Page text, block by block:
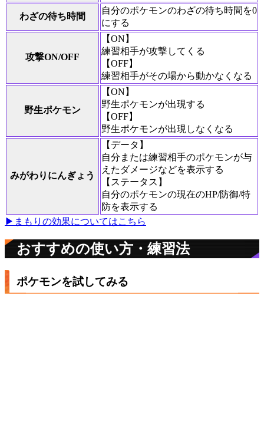
わざの待ち時間
自分のポケモンのわざの待ち時間を0
にする
攻撃ON/OFF
【ON】
練習相手が攻撃してくる
【OFF】
練習相手がその場から動かなくなる
野生ポケモン
【ON】
野生ポケモンが出現する
【OFF】
野生ポケモンが出現しなくなる
みがわりにんぎょう
【データ】
自分または練習相手のポケモンが与
えたダメージなどを表示する
【ステータス】
自分のポケモンの現在のHP/防御/特
防を表示する
▶まもりの効果についてはこちら
おすすめの使い方・練習法
ポケモンを試してみる